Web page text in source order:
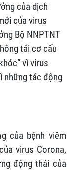
của dịch
của virus
Bộ NNPTNT
tái cơ cấu
vì virus
những tác động
của bệnh viêm
virus Corona,
động thái của